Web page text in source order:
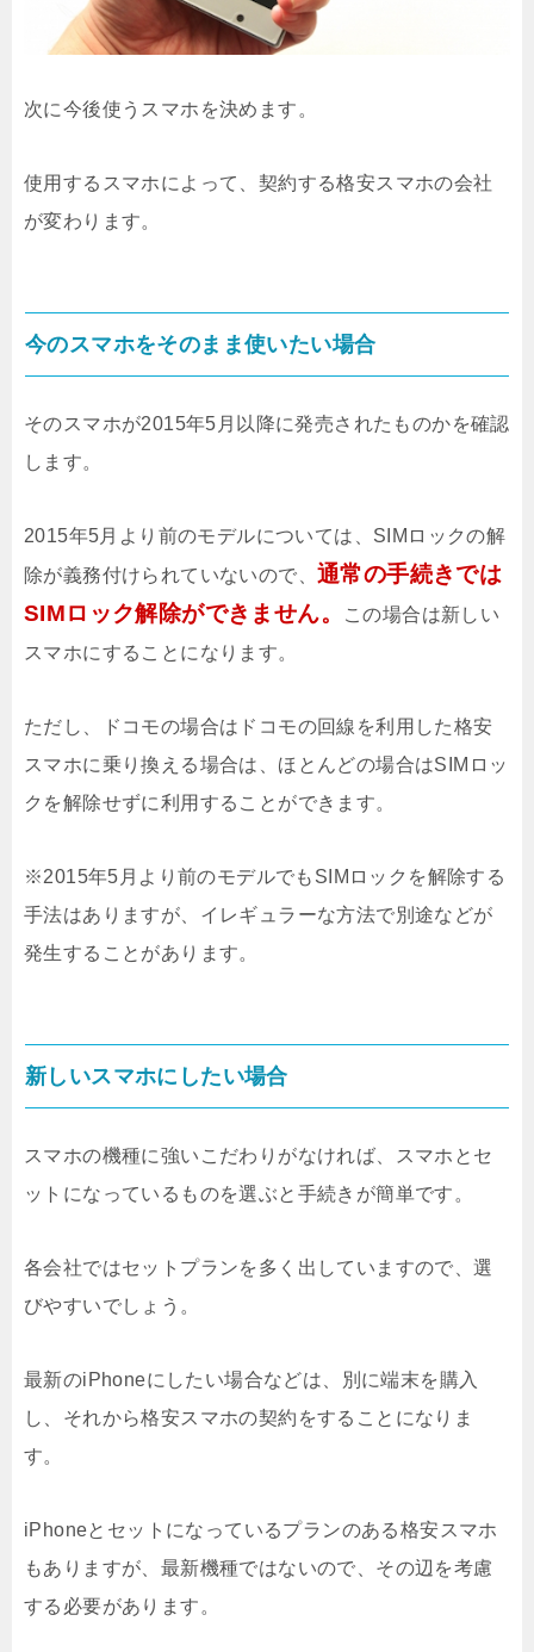
次に今後使うスマホを決めます。
使用するスマホによって、契約する格安スマホの会社
が変わります。
今のスマホをそのまま使いたい場合
そのスマホが2015年5月以降に発売されたものかを確認
します。
2015年5月より前のモデルについては、SIMロックの解
除が義務付けられていないので、 通常の手続きでは
SIMロック解除ができません。
この場合は新しい
スマホにすることになります。
ただし、ドコモの場合はドコモの回線を利用した格安
スマホに乗り換える場合は、ほとんどの場合はSIMロッ
クを解除せずに利用することができます。
※2015年5月より前のモデルでもSIMロックを解除する
手法はありますが、イレギュラーな方法で別途などが
発生することがあります。
新しいスマホにしたい場合
スマホの機種に強いこだわりがなければ、スマホとセ
ットになっているものを選ぶと手続きが簡単です。
各会社ではセットプランを多く出していますので、選
びやすいでしょう。
最新のiPhoneにしたい場合などは、別に端末を購入
し、それから格安スマホの契約をすることになりま
す。
iPhoneとセットになっているプランのある格安スマホ
もありますが、最新機種ではないので、その辺を考慮
する必要があります。